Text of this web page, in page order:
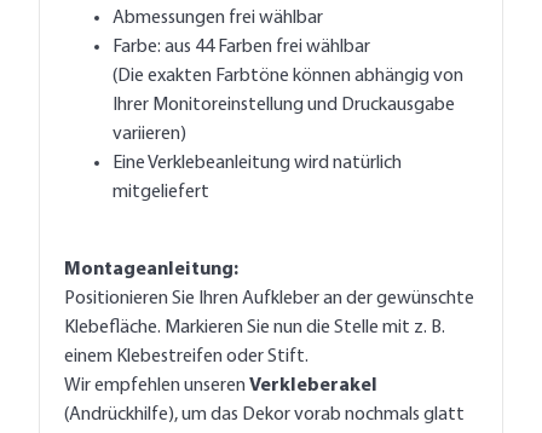
Abmessungen frei wählbar
Farbe: aus 44 Farben frei wählbar
(Die exakten Farbtöne können abhängig von
Ihrer Monitoreinstellung und Druckausgabe
variieren)
Eine Verklebeanleitung wird natürlich
mitgeliefert
Montageanleitung:
Positionieren Sie Ihren Aufkleber an der gewünschte
Klebefläche. Markieren Sie nun die Stelle mit z. B.
einem Klebestreifen oder Stift.
Wir empfehlen unseren Verkleberakel
(Andrückhilfe), um das Dekor vorab nochmals glatt